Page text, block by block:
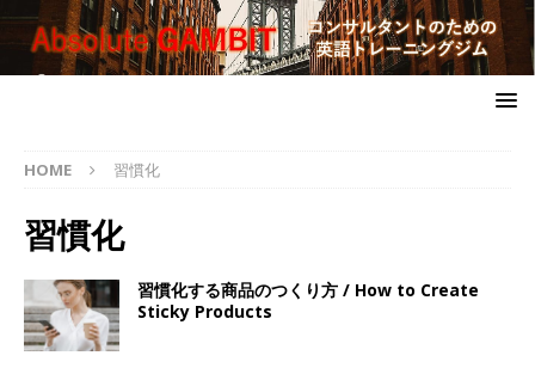
HOME 習慣化
習慣化
習慣化する商品のつくり方 / How to Create
Sticky Products